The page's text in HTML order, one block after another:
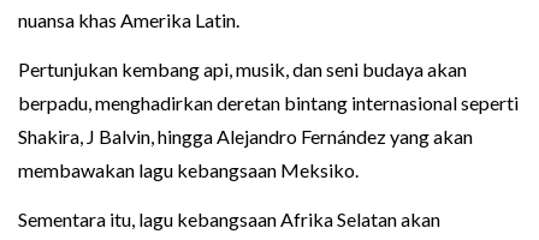
nuansa khas Amerika Latin.
Pertunjukan kembang api, musik, dan seni budaya akan
berpadu, menghadirkan deretan bintang internasional seperti
Shakira, J Balvin, hingga Alejandro Fernández yang akan
membawakan lagu kebangsaan Meksiko.
Sementara itu, lagu kebangsaan Afrika Selatan akan